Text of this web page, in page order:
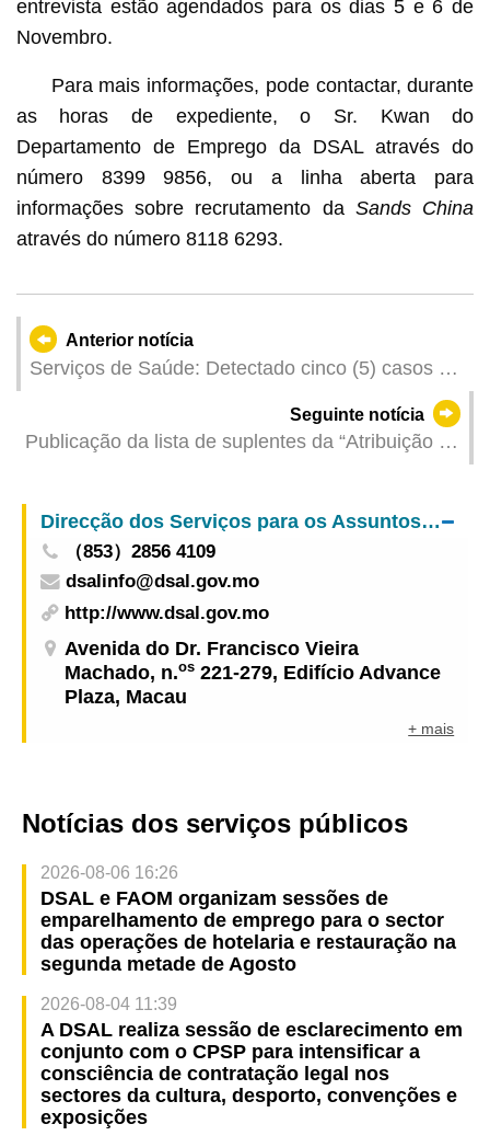
entrevista estão agendados para os dias 5 e 6 de
Novembro.
Para mais informações, pode contactar, durante
as horas de expediente, o Sr. Kwan do
Departamento de Emprego da DSAL através do
número 8399 9856, ou a linha aberta para
informações sobre recrutamento da Sands China
através do número 8118 6293.
Anterior notícia
Serviços de Saúde: Detectado cinco (5) casos de
Seguinte notícia
Publicação da lista de suplentes da “Atribuição de
particulares entre Macau e Hong Kong na Ponte
HZM do ano 2024”
Direcção dos Serviços para os Assuntos Laborais
（853）2856 4109
dsalinfo@dsal.gov.mo
http://www.dsal.gov.mo
Avenida do Dr. Francisco Vieira
Machado, n.os 221-279, Edifício Advance
Plaza, Macau
+ mais
Notícias dos serviços públicos
2026-08-06 16:26
DSAL e FAOM organizam sessões de
emparelhamento de emprego para o sector
das operações de hotelaria e restauração na
segunda metade de Agosto
2026-08-04 11:39
A DSAL realiza sessão de esclarecimento em
conjunto com o CPSP para intensificar a
consciência de contratação legal nos
sectores da cultura, desporto, convenções e
exposições